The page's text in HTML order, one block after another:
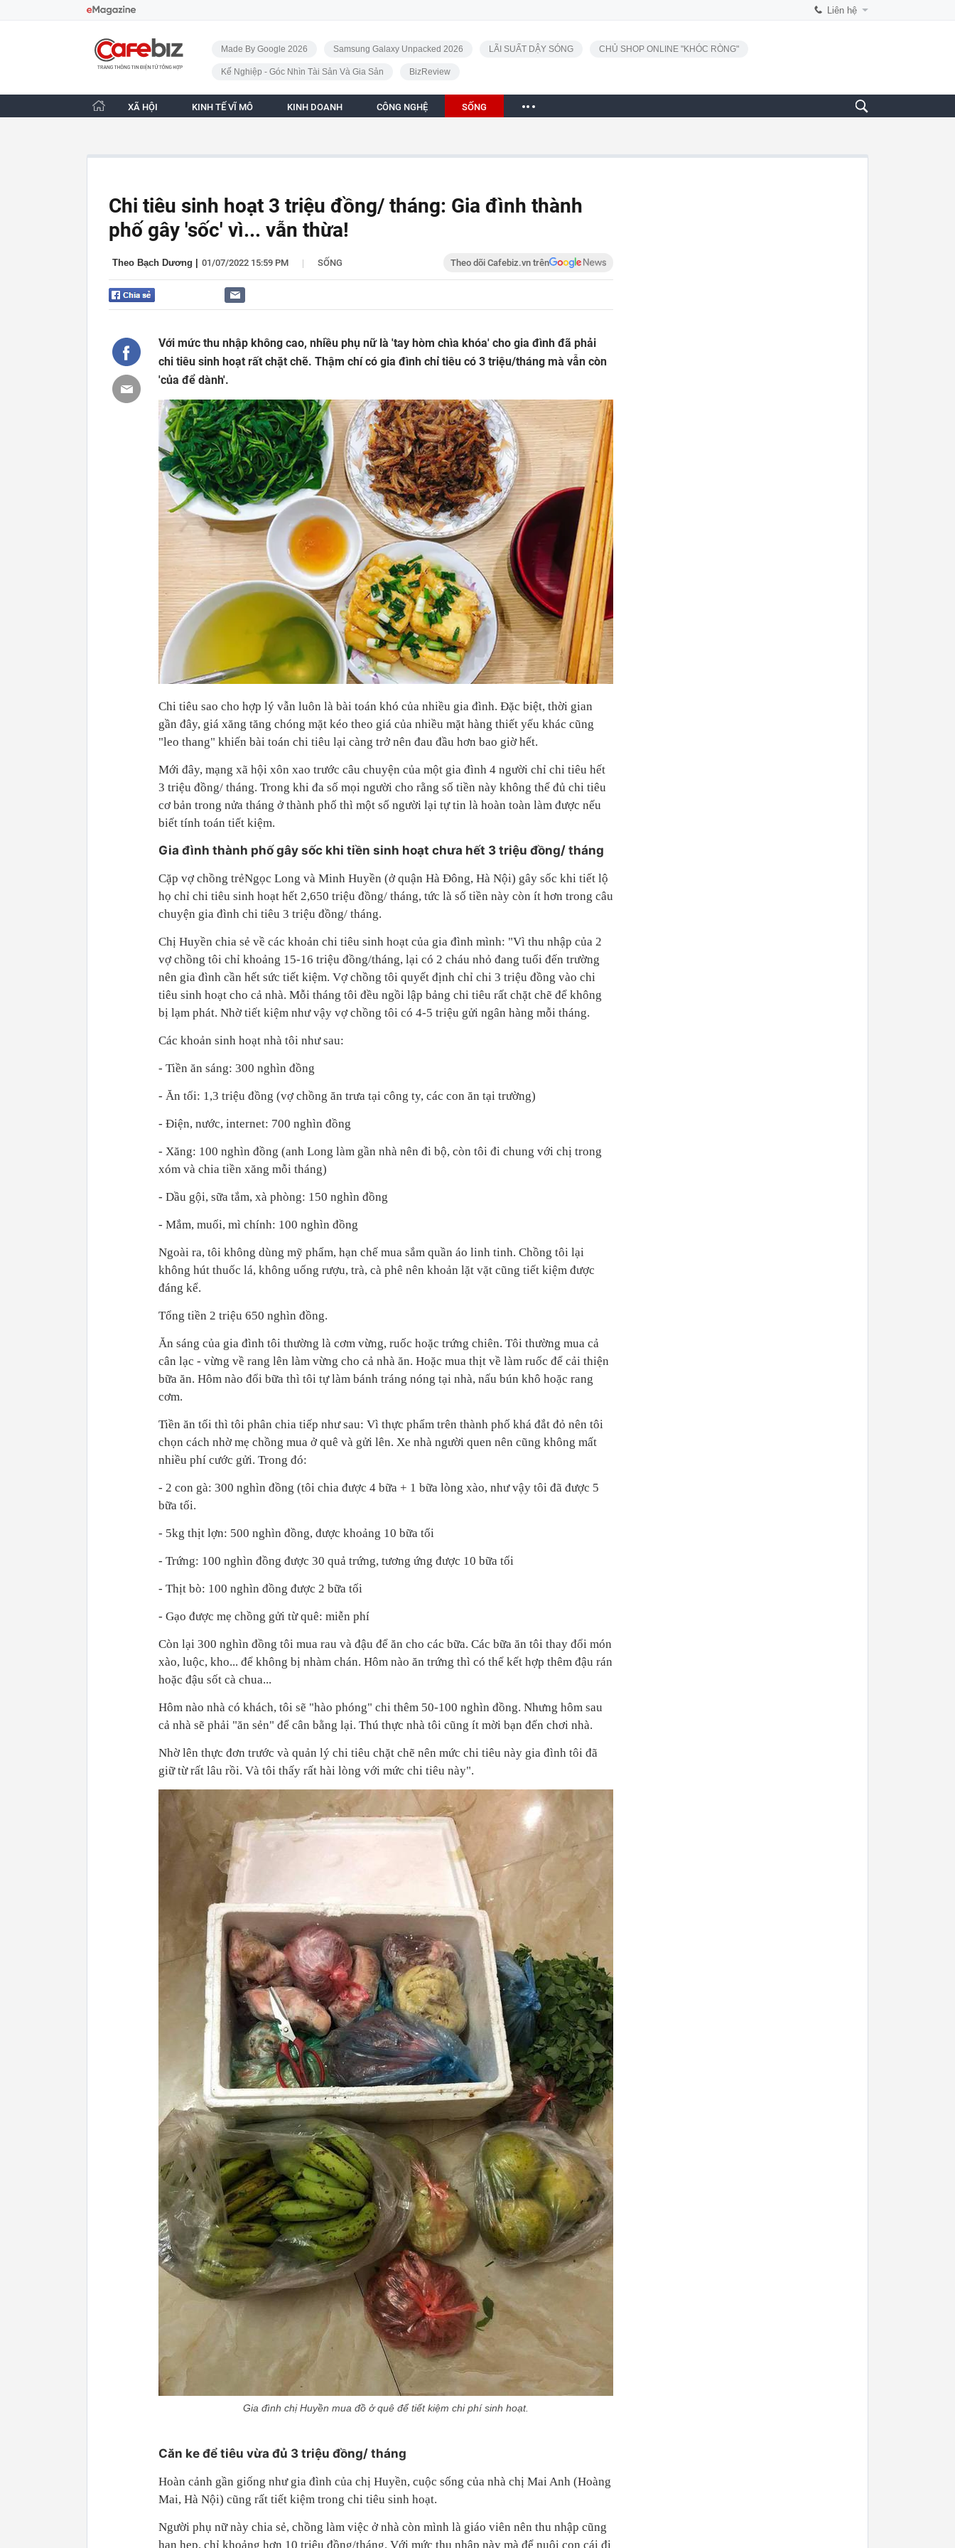
Liên hệ
CafeBiz - Trang chủ
Made By Google 2026 Samsung Galaxy Unpacked 2026 LÃI SUẤT DẬY SÓNG CHỦ SHOP ONLINE "KHÓC RÒNG"
Kế Nghiệp - Góc Nhìn Tài Sản Và Gia Sản BizReview
XÃ HỘI KINH TẾ VĨ MÔ KINH DOANH CÔNG NGHỆ SỐNG
Chi tiêu sinh hoạt 3 triệu đồng/ tháng: Gia đình thành
phố gây 'sốc' vì... vẫn thừa!
Theo Bạch Dương 01/07/2022 15:59 PM | SỐNG Theo dõi Cafebiz.vn trên
Với mức thu nhập không cao, nhiều phụ nữ là 'tay hòm chìa khóa' cho gia đình đã phải
chi tiêu sinh hoạt rất chặt chẽ. Thậm chí có gia đình chỉ tiêu có 3 triệu/tháng mà vẫn còn
'của để dành'.
Chi tiêu sao cho hợp lý vẫn luôn là bài toán khó của nhiều gia đình. Đặc biệt, thời gian
gần đây, giá xăng tăng chóng mặt kéo theo giá của nhiều mặt hàng thiết yếu khác cũng
"leo thang" khiến bài toán chi tiêu lại càng trở nên đau đầu hơn bao giờ hết.
Mới đây, mạng xã hội xôn xao trước câu chuyện của một gia đình 4 người chỉ chi tiêu hết
3 triệu đồng/ tháng. Trong khi đa số mọi người cho rằng số tiền này không thể đủ chi tiêu
cơ bản trong nửa tháng ở thành phố thì một số người lại tự tin là hoàn toàn làm được nếu
biết tính toán tiết kiệm.
Gia đình thành phố gây sốc khi tiền sinh hoạt chưa hết 3 triệu đồng/ tháng
Cặp vợ chồng trẻNgọc Long và Minh Huyền (ở quận Hà Đông, Hà Nội) gây sốc khi tiết lộ
họ chỉ chi tiêu sinh hoạt hết 2,650 triệu đồng/ tháng, tức là số tiền này còn ít hơn trong câu
chuyện gia đình chi tiêu 3 triệu đồng/ tháng.
Chị Huyền chia sẻ về các khoản chi tiêu sinh hoạt của gia đình mình: "Vì thu nhập của 2
vợ chồng tôi chỉ khoảng 15-16 triệu đồng/tháng, lại có 2 cháu nhỏ đang tuổi đến trường
nên gia đình cần hết sức tiết kiệm. Vợ chồng tôi quyết định chỉ chi 3 triệu đồng vào chi
tiêu sinh hoạt cho cả nhà. Mỗi tháng tôi đều ngồi lập bảng chi tiêu rất chặt chẽ để không
bị lạm phát. Nhờ tiết kiệm như vậy vợ chồng tôi có 4-5 triệu gửi ngân hàng mỗi tháng.
Các khoản sinh hoạt nhà tôi như sau:
- Tiền ăn sáng: 300 nghìn đồng
- Ăn tối: 1,3 triệu đồng (vợ chồng ăn trưa tại công ty, các con ăn tại trường)
- Điện, nước, internet: 700 nghìn đồng
- Xăng: 100 nghìn đồng (anh Long làm gần nhà nên đi bộ, còn tôi đi chung với chị trong
xóm và chia tiền xăng mỗi tháng)
- Dầu gội, sữa tắm, xà phòng: 150 nghìn đồng
- Mắm, muối, mì chính: 100 nghìn đồng
Ngoài ra, tôi không dùng mỹ phẩm, hạn chế mua sắm quần áo linh tinh. Chồng tôi lại
không hút thuốc lá, không uống rượu, trà, cà phê nên khoản lặt vặt cũng tiết kiệm được
đáng kể.
Tổng tiền 2 triệu 650 nghìn đồng.
Ăn sáng của gia đình tôi thường là cơm vừng, ruốc hoặc trứng chiên. Tôi thường mua cả
cân lạc - vừng về rang lên làm vừng cho cả nhà ăn. Hoặc mua thịt về làm ruốc để cải thiện
bữa ăn. Hôm nào đổi bữa thì tôi tự làm bánh tráng nóng tại nhà, nấu bún khô hoặc rang
cơm.
Tiền ăn tối thì tôi phân chia tiếp như sau: Vì thực phẩm trên thành phố khá đắt đỏ nên tôi
chọn cách nhờ mẹ chồng mua ở quê và gửi lên. Xe nhà người quen nên cũng không mất
nhiều phí cước gửi. Trong đó:
- 2 con gà: 300 nghìn đồng (tôi chia được 4 bữa + 1 bữa lòng xào, như vậy tôi đã được 5
bữa tối.
- 5kg thịt lợn: 500 nghìn đồng, được khoảng 10 bữa tối
- Trứng: 100 nghìn đồng được 30 quả trứng, tương ứng được 10 bữa tối
- Thịt bò: 100 nghìn đồng được 2 bữa tối
- Gạo được mẹ chồng gửi từ quê: miễn phí
Còn lại 300 nghìn đồng tôi mua rau và đậu để ăn cho các bữa. Các bữa ăn tôi thay đổi món
xào, luộc, kho... để không bị nhàm chán. Hôm nào ăn trứng thì có thể kết hợp thêm đậu rán
hoặc đậu sốt cà chua...
Hôm nào nhà có khách, tôi sẽ "hào phóng" chi thêm 50-100 nghìn đồng. Nhưng hôm sau
cả nhà sẽ phải "ăn sẻn" để cân bằng lại. Thú thực nhà tôi cũng ít mời bạn đến chơi nhà.
Nhờ lên thực đơn trước và quản lý chi tiêu chặt chẽ nên mức chi tiêu này gia đình tôi đã
giữ từ rất lâu rồi. Và tôi thấy rất hài lòng với mức chi tiêu này".
Gia đình chị Huyền mua đồ ở quê để tiết kiệm chi phí sinh hoạt.
Căn ke để tiêu vừa đủ 3 triệu đồng/ tháng
Hoàn cảnh gần giống như gia đình của chị Huyền, cuộc sống của nhà chị Mai Anh (Hoàng
Mai, Hà Nội) cũng rất tiết kiệm trong chi tiêu sinh hoạt.
Người phụ nữ này chia sẻ, chồng làm việc ở nhà còn mình là giáo viên nên thu nhập cũng
hạn hẹp, chỉ khoảng hơn 10 triệu đồng/tháng. Với mức thu nhập này mà để nuôi con cái đi